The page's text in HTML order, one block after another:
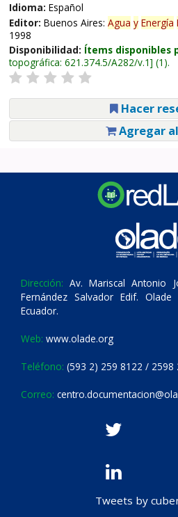
Idioma: Español
Editor: Buenos Aires: Agua y Energía
1998
Disponibilidad: Ítems disponibles
topográfica: 621.374.5/A282/v.1 (1).
Hacer
Agregar
Dirección: Av. Mariscal Antonio
Fernández Salvador Edif.
Ecuador.
Web: www.olade.org
Teléfono: (593 2) 259 8122 / 2598
Correo:
Tweets by